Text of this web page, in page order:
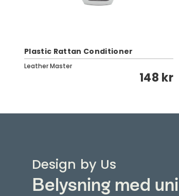
Plastic Rattan Conditioner
Leather Master
148 kr
Design by Us
Belysning med